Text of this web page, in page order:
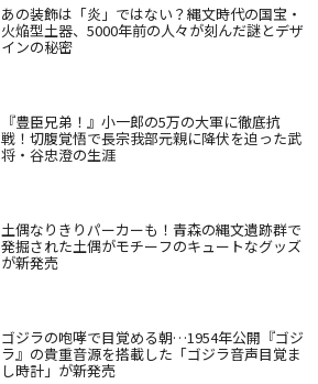
あの装飾は「炎」ではない？縄文時代の国宝・
火焔型土器、5000年前の人々が刻んだ謎とデザ
インの秘密
『豊臣兄弟！』小一郎の5万の大軍に徹底抗
戦！切腹覚悟で長宗我部元親に降伏を迫った武
将・谷忠澄の生涯
土偶なりきりパーカーも！青森の縄文遺跡群で
発掘された土偶がモチーフのキュートなグッズ
が新発売
ゴジラの咆哮で目覚める朝…1954年公開『ゴジ
ラ』の貴重音源を搭載した「ゴジラ音声目覚ま
し時計」が新発売